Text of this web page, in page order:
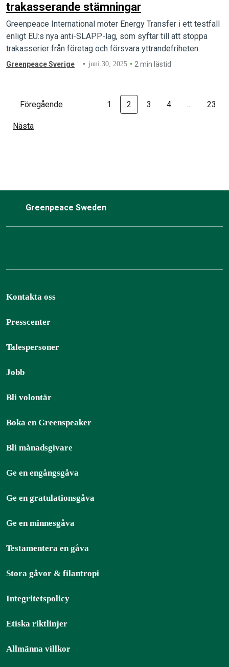
trakasserande stämningar
Greenpeace International möter Energy Transfer i ett testfall
enligt EU:s nya anti-SLAPP-lag, som syftar till att stoppa
trakasserier från företag och försvara yttrandefriheten.
Greenpeace Sverige juni 30, 2025 2 min lästid
Föregående 1 2 3 4 … 23
Nästa
Greenpeace Sweden
Kontakta oss
Presscenter
Talespersoner
Jobb
Bli volontär
Boka en Greenspeaker
Bli månadsgivare
Ge en engångsgåva
Ge en gratulationsgåva
Ge en minnesgåva
Testamentera en gåva
Stora gåvor & filantropi
Integritetspolicy
Etiska riktlinjer
Allmänna villkor